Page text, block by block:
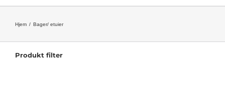
Hjem Bager/ etuier
Produkt filter